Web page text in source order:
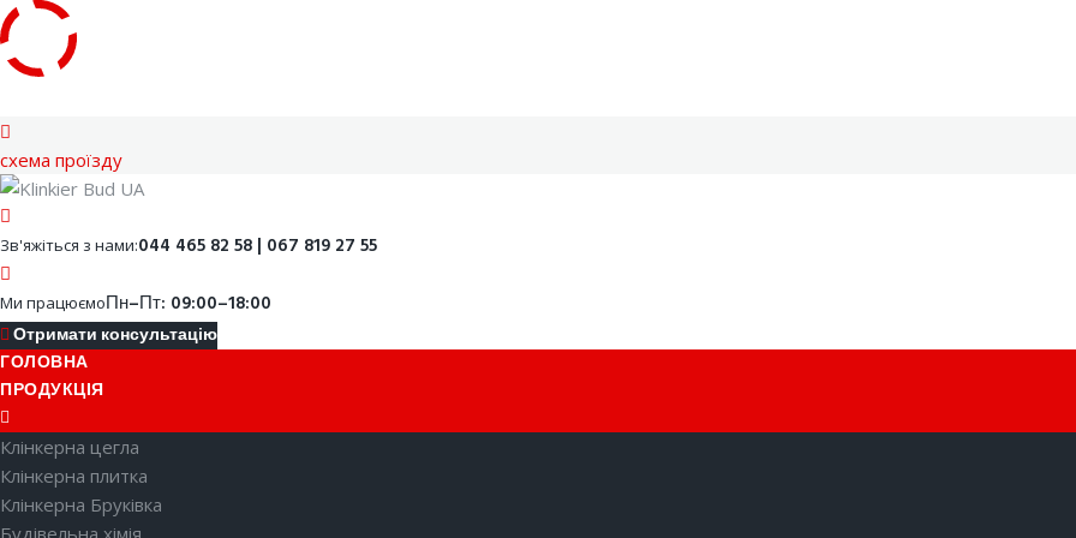
to
content
cхема проїзду
Facebook
Youtube
Instagram
Google
Зв'яжіться з нами:044 465 82 58 | 067 819 27 55
Ми працюємоПн–Пт: 09:00–18:00
Отримати консультацію
ГОЛОВНА
ПРОДУКЦІЯ
Клінкерна цегла
Клінкерна плитка
Клінкерна Бруківка